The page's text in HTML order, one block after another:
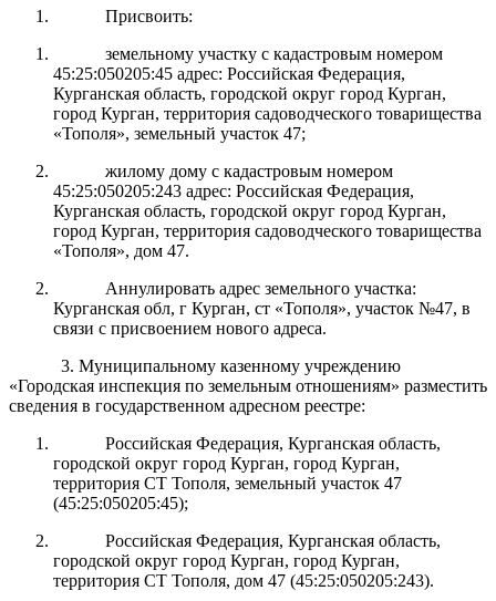
Присвоить:
земельному участку с кадастровым номером
45:25:050205:45 адрес: Российская Федерация,
Курганская область, городской округ город Курган,
город Курган, территория садоводческого товарищества
«Тополя», земельный участок 47;
жилому дому с кадастровым номером
45:25:050205:243 адрес: Российская Федерация,
Курганская область, городской округ город Курган,
город Курган, территория садоводческого товарищества
«Тополя», дом 47.
Аннулировать адрес земельного участка:
Курганская обл, г Курган, ст «Тополя», участок №47, в
связи с присвоением нового адреса.
3. Муниципальному казенному учреждению
«Городская инспекция по земельным отношениям» разместить
сведения в государственном адресном реестре:
Российская Федерация, Курганская область,
городской округ город Курган, город Курган,
территория СТ Тополя, земельный участок 47
(45:25:050205:45);
Российская Федерация, Курганская область,
городской округ город Курган, город Курган,
территория СТ Тополя, дом 47 (45:25:050205:243).